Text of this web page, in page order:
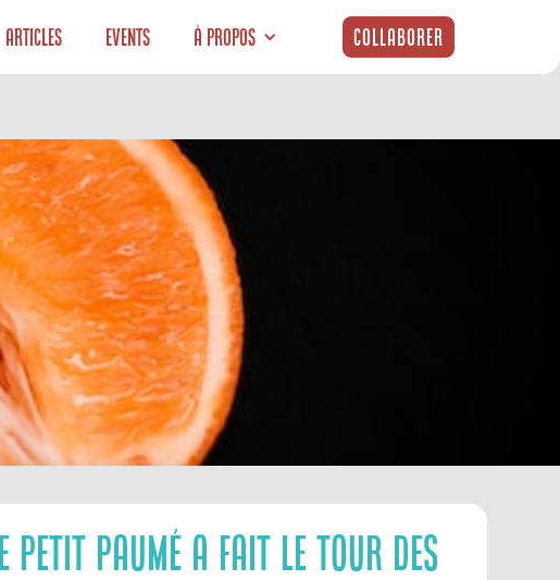
Articles Events À propos Collaborer
Paumé A Fait Le Tour Des